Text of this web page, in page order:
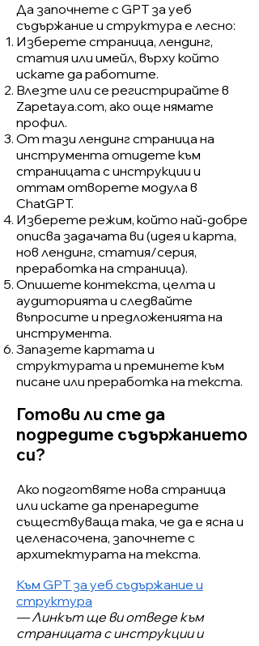
Да започнете с GPT за уеб
съдържание и структура е лесно:
Изберете страница, лендинг,
статия или имейл, върху който
искате да работите.
Влезте или се регистрирайте в
Zapetaya.com, ако още нямате
профил.
От тази лендинг страница на
инструмента отидете към
страницата с инструкции и
оттам отворете модула в
ChatGPT.
Изберете режим, който най-добре
описва задачата ви (идея и карта,
нов лендинг, статия/серия,
преработка на страница).
Опишете контекста, целта и
аудиторията и следвайте
въпросите и предложенията на
инструмента.
Запазете картата и
структурата и преминете към
писане или преработка на текста.
Готови ли сте да
подредите съдържанието
си?
Ако подготвяте нова страница
или искате да пренаредите
съществуваща така, че да е ясна и
целенасочена, започнете с
архитектурата на текста.
Към GPT за уеб съдържание и
структура
— Линкът ще ви отведе към
страницата с инструкции и